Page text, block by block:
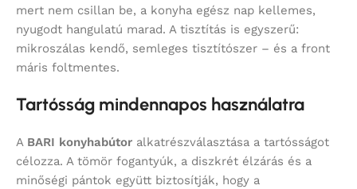
mert nem csillan be, a konyha egész nap kellemes,
nyugodt hangulatú marad. A tisztítás is egyszerű:
mikroszálas kendő, semleges tisztítószer – és a front
máris foltmentes.
Tartósság mindennapos használatra
A BARI konyhabútor alkatrészválasztása a tartósságot
célozza. A tömör fogantyúk, a diszkrét élzárás és a
minőségi pántok együtt biztosítják, hogy a